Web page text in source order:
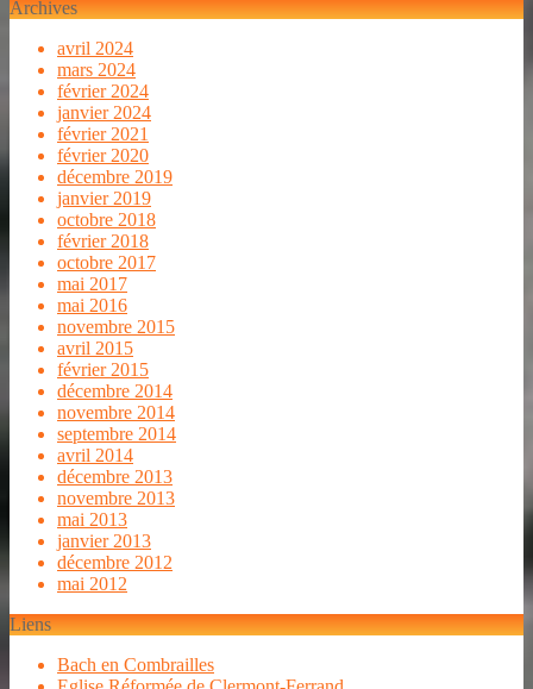
Archives
avril 2024
mars 2024
février 2024
janvier 2024
février 2021
février 2020
décembre 2019
janvier 2019
octobre 2018
février 2018
octobre 2017
mai 2017
mai 2016
novembre 2015
avril 2015
février 2015
décembre 2014
novembre 2014
septembre 2014
avril 2014
décembre 2013
novembre 2013
mai 2013
janvier 2013
décembre 2012
mai 2012
Liens
Bach en Combrailles